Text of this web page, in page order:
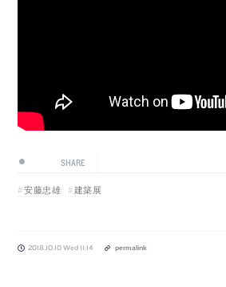
SHARE
安藤忠雄 建築展
2018.10.10 Wed 11:14 permalink